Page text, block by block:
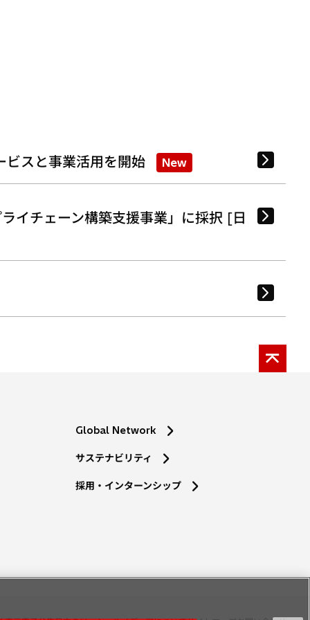
ビスと事業活用を開始 New
イチェーン構築支援事業」に採択 [日
Global Network
サステナビリティ
採用・インターンシップ